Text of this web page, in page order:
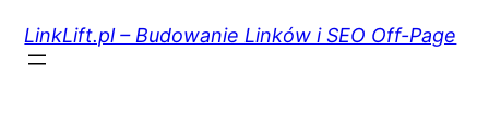
treści
LinkLift.pl – Budowanie Linków i SEO Off-Page